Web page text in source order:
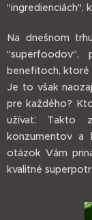
"ingredienciách",
Na dnešnom
"superfoodov",
benefitoch, ktoré
Je to však
pre každého?
užívať. Takto
konzumentov a
otázok Vám
kvalitné